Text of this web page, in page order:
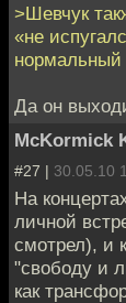
>Шевчук
«не
нормальный
Да он
McKormick
#27 | 30.05.10
На
личной
смотрел), и
"свободу и
как